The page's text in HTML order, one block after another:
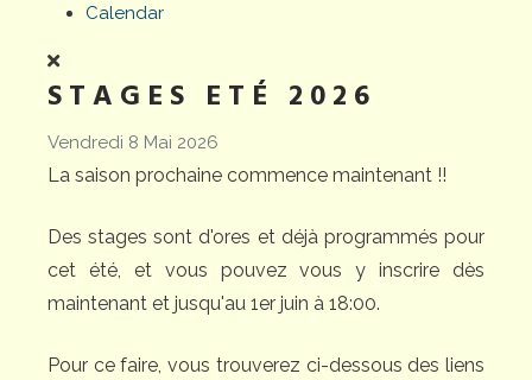
Calendar
STAGES ETÉ 2026
Vendredi 8 Mai 2026
La saison prochaine commence maintenant !!
Des stages sont d'ores et déjà programmés pour
cet été, et vous pouvez vous y inscrire dès
maintenant et jusqu'au 1er juin à 18:00.
Pour ce faire, vous trouverez ci-dessous des liens